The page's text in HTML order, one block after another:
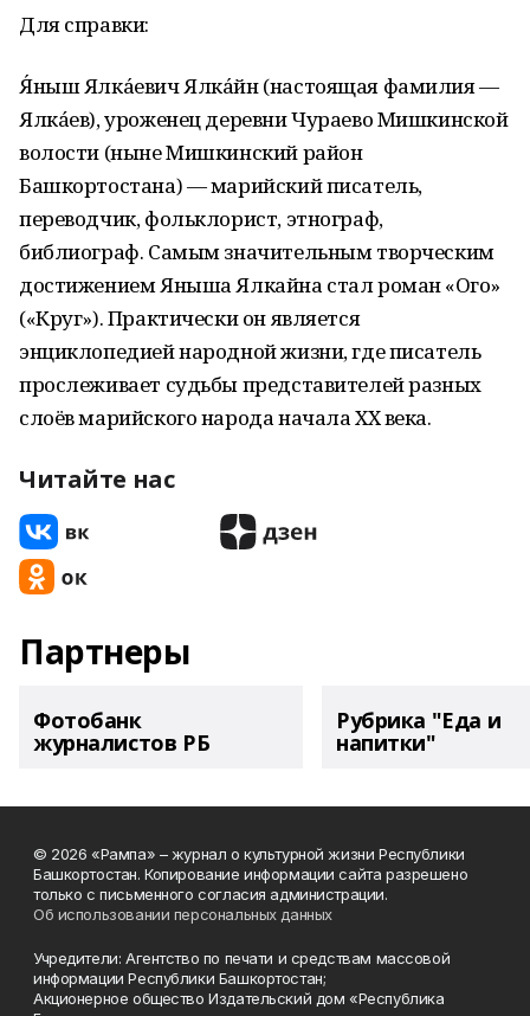
Для справки:
Я́ныш Ялка́евич Ялка́йн (настоящая фамилия —
Ялкáев), уроженец деревни Чураево Мишкинской
волости (ныне Мишкинский район
Башкортостана) — марийский писатель,
переводчик, фольклорист, этнограф,
библиограф. Самым значительным творческим
достижением Яныша Ялкайна стал роман «Оҥго»
(«Круг»). Практически он является
энциклопедией народной жизни, где писатель
прослеживает судьбы представителей разных
слоёв марийского народа начала XX века.
Читайте нас
Партнеры
Фотобанк
журналистов РБ
Рубрика "Еда и
напитки"
© 2026 «Рампа» – журнал о культурной жизни Республики
Башкортостан. Копирование информации сайта разрешено
только с письменного согласия администрации.
Об использовании персональных данных
Учредители: Агентство по печати и средствам массовой
информации Республики Башкортостан;
Акционерное общество Издательский дом «Республика